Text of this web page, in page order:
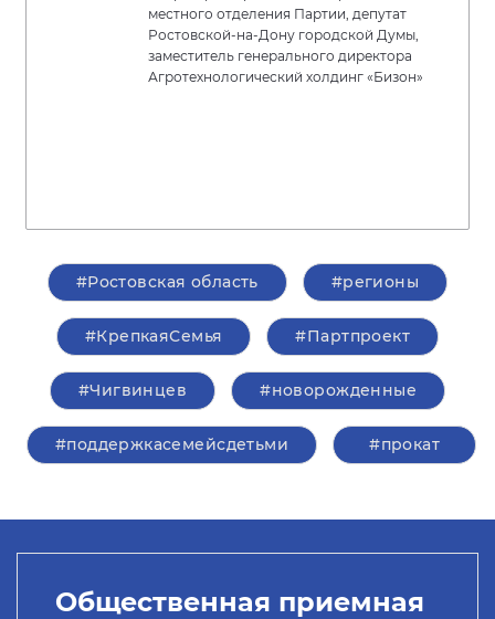
местного отделения Партии, депутат
Ростовской-на-Дону городской Думы,
заместитель генерального директора
Агротехнологический холдинг «Бизон»
#Ростовская область #регионы
#КрепкаяСемья #Партпроект
#Чигвинцев #новорожденные
#поддержкасемейсдетьми #прокат
Общественная приемная